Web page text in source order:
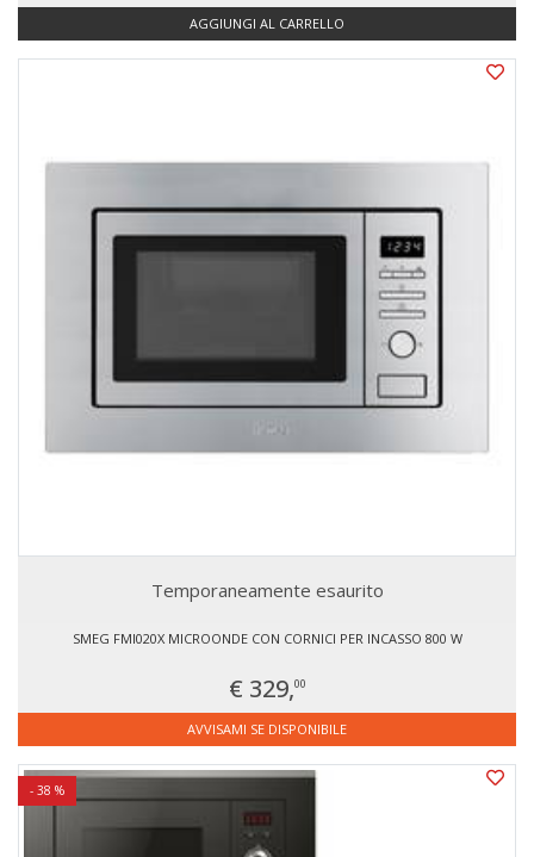
AGGIUNGI AL CARRELLO
Temporaneamente esaurito
SMEG FMI020X MICROONDE CON CORNICI PER INCASSO 800 W
€ 329,00
AVVISAMI SE DISPONIBILE
- 38 %